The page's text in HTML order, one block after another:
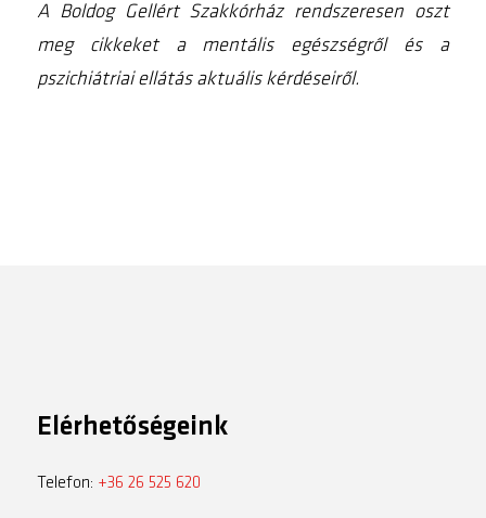
A Boldog Gellért Szakkórház rendszeresen oszt
meg cikkeket a mentális egészségről és a
pszichiátriai ellátás aktuális kérdéseiről.
Elérhetőségeink
Telefon: +36 26 525 620